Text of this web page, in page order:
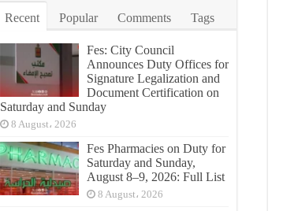
Recent Popular Comments Tags
Fes: City Council
Announces Duty Offices for
Signature Legalization and
Document Certification on
Saturday and Sunday
8 August، 2026
Fes Pharmacies on Duty for
Saturday and Sunday,
August 8–9, 2026: Full List
8 August، 2026